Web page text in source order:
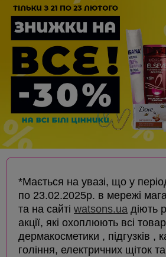
*Мається на увазі, що у
по 23.02.2025р. в мережі
та на сайті watsons.ua діють
акції, які охоплюють всі
дермакосметики , підгузків ,
гоління, електричних щіток